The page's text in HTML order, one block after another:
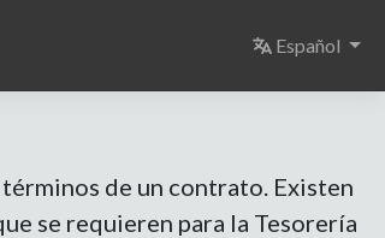
Select
Español
de un contrato. Existen
se requieren para la Tesorería